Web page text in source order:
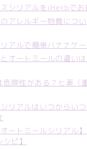
シリアルをiHerbでお
アレルギー物質につ
アルで簡単バナナケ
オートミールの違い
険性がある？ヒ素（
リアルはいつからい
ートミールシリアル
ピ】